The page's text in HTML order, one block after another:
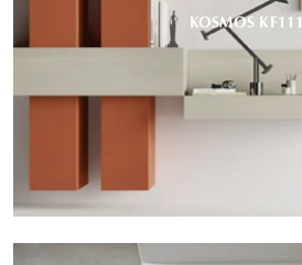
KOSMOS KF111